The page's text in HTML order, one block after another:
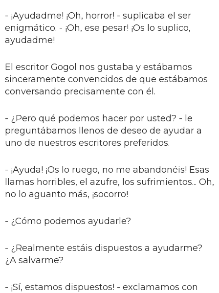
- ¡Ayudadme! ¡Oh, horror! - suplicaba el ser
enigmático. - ¡Oh, ese pesar! ¡Os lo suplico,
ayudadme!
El escritor Gogol nos gustaba y estábamos
sinceramente convencidos de que estábamos
conversando precisamente con él.
- ¿Pero qué podemos hacer por usted? - le
preguntábamos llenos de deseo de ayudar a
uno de nuestros escritores preferidos.
- ¡Ayuda! ¡Os lo ruego, no me abandonéis! Esas
llamas horribles, el azufre, los sufrimientos... Oh,
no lo aguanto más, ¡socorro!
- ¿Cómo podemos ayudarle?
- ¿Realmente estáis dispuestos a ayudarme?
¿A salvarme?
- ¡Sí, estamos dispuestos! - exclamamos con